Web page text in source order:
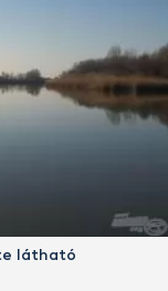
látható